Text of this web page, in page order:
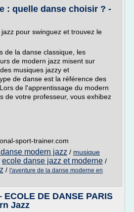
: quelle danse choisir ? -
pour swinguez et trouvez le
de la danse classique, les
de modern jazz misent sur
musiques jazzy et
de danse est la référence des
de l'apprentissage du modern
de votre professeur, vous exhibez
sport-trainer.com
modern jazz / musique
ecole danse jazz et moderne /
/ l'aventure de la danse moderne en
ECOLE DE DANSE PARIS
Jazz